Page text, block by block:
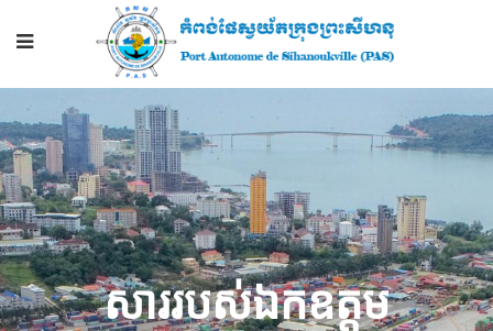
សាររបស់ឯកឧត្តម